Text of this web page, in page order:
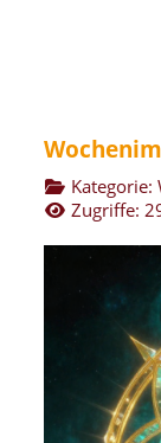
Kategorie:
Zugriffe: